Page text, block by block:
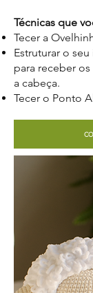
Técnicas que
Tecer a
Estruturar o
para receber
a cabeça.
Tecer o Ponto